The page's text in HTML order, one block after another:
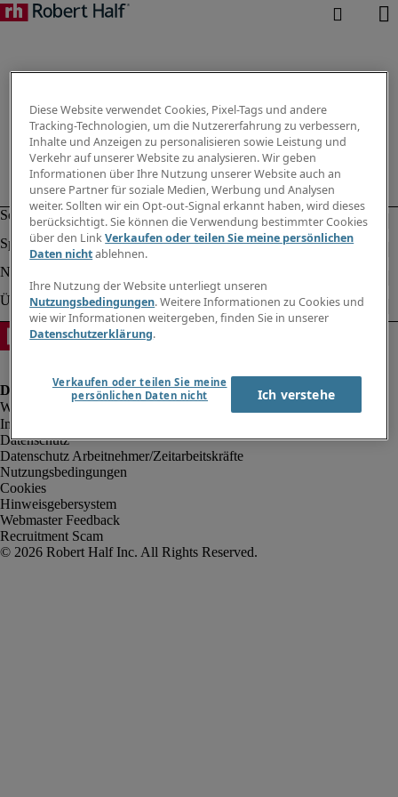
Impressum
Datenschutz
Datenschutz Arbeitnehmer/Zeitarbeitskräfte
Nutzungsbedingungen
Cookies
Hinweisgebersystem
Webmaster Feedback
Recruitment Scam
Diese Website verwendet Cookies, Pixel-Tags und andere
Tracking-Technologien, um die Nutzererfahrung zu verbessern,
Inhalte und Anzeigen zu personalisieren sowie Leistung und
Verkehr auf unserer Website zu analysieren. Wir geben
Informationen über Ihre Nutzung unserer Website auch an
unsere Partner für soziale Medien, Werbung und Analysen
weiter. Sollten wir ein Opt-out-Signal erkannt haben, wird dieses
berücksichtigt. Sie können die Verwendung bestimmter Cookies
über den LinkVerkaufen oder teilen Sie meine persönlichen
Daten nichtablehnen.
Ihre Nutzung der Website unterliegt unseren
Nutzungsbedingungen. Weitere Informationen zu Cookies und
wie wir Informationen weitergeben, finden Sie in unserer
Datenschutzerklärung.
Verkaufen oder teilen Sie meine
persönlichen Daten nicht
Ich verstehe